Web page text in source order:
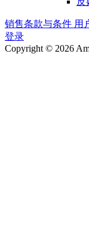
销售条款与条件 用
登录
Copyright © 2026